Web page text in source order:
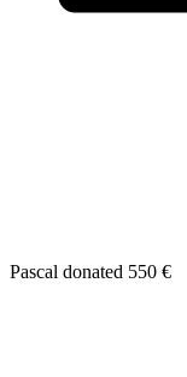
Pascal donated 550 €